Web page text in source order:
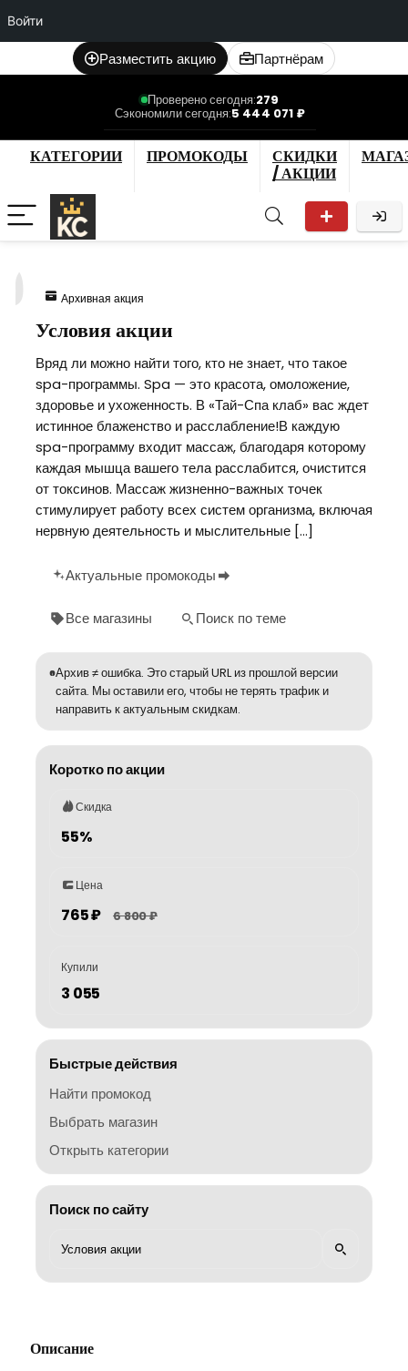
Войти
Разместить акцию Партнёрам
Проверено сегодня:279
Сэкономили сегодня:5 444 071 ₽
КАТЕГОРИИ ПРОМОКОДЫ
СКИДКИ
/ АКЦИИ
Архивная акция
Условия акции
Вряд ли можно найти того, кто не знает, что такое
spa-программы. Spa — это красота, омоложение,
здоровье и ухоженность. В «Тай-Спа клаб» вас ждет
истинное блаженство и расслабление!В каждую
spa-программу входит массаж, благодаря которому
каждая мышца вашего тела расслабится, очистится
от токсинов. Массаж жизненно-важных точек
стимулирует работу всех систем организма, включая
нервную деятельность и мыслительные […]
Актуальные промокоды
Все магазины Поиск по теме
Архив ≠ ошибка. Это старый URL из прошлой версии
сайта. Мы оставили его, чтобы не терять трафик и
направить к актуальным скидкам.
Коротко по акции
Скидка
55%
Цена
765 ₽ 6 800 ₽
Купили
3 055
Быстрые действия
Найти промокод
Выбрать магазин
Открыть категории
Поиск по сайту
Описание